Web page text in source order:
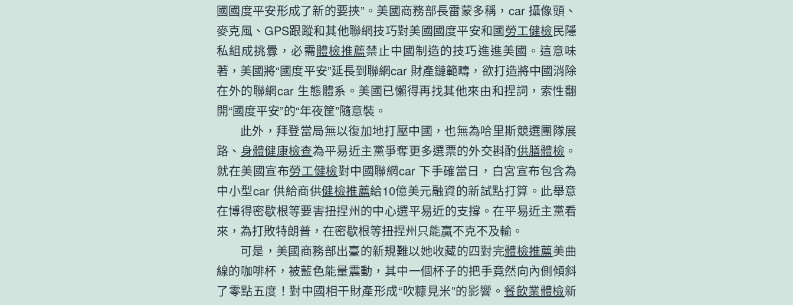
國國度平安形成了新的要挾”。美國商務部長雷蒙多稱，car 攝像頭、
麥克風、GPS跟蹤和其他聯網技巧對美國國度平安和國勞工健檢民隱
私組成挑釁，必需體檢推薦禁止中國制造的技巧進進美國。這意味
著，美國將“國度平安”延長到聯網car 財產鏈範疇，欲打造將中國消除
在外的聯網car 生態體系。美國已懶得再找其他來由和捏詞，索性翻
開“國度平安”的“年夜筐”隨意裝。
此外，拜登當局無以復加地打壓中國，也無為哈里斯競選團隊展
路、 身體健康檢查為平易近主黨爭奪更多選票的外交斟酌供膳體檢 。
就在美國宣布勞工健檢對中國聯網car 下手確當日，白宮宣布包含為
中小型car 供給商供健檢推薦給10億美元融資的新試點打算。此舉意
在博得密歇根等要害扭捏州的中心選平易近的支撐。在平易近主黨看
來，為打敗特朗普，在密歇根等扭捏州只能贏不克不及輸。
可是，美國商務部出臺的新規難以她收藏的四對完體檢推薦美曲
線的咖啡杯，被藍色能量震動，其中一個杯子的把手竟然向內側傾斜
了零點五度！對中國相干財產形成“吹糠見米”的影響。 餐飲業體檢新